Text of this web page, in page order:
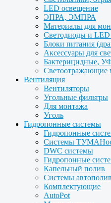
LED освещение
ЭПРА, ЭМПРА
Материалы для
Светодиоды и
Блоки питания
Аксессуары для
Бактерицидные,
Светоотражающие
Вентиляция
Вентиляторы
Угольные фильтры
Для монтажа
Уголь
Гидропонные системы
Гидропонные
Системы
DWC системы
Гидропонные
Капельный полив
Системы
Комплектующие
AutoPot